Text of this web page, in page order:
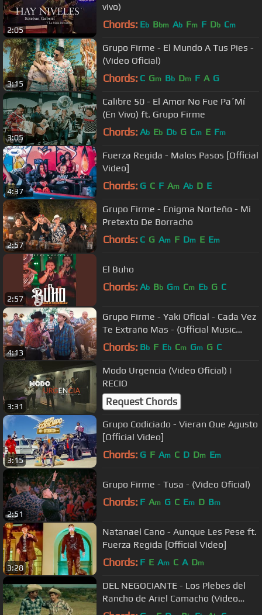
2:05
vivo)
Chords: Eb Bbm Ab Fm F Db Cm
3:15
Grupo Firme - El Mundo A Tus Pies -
(Video Oficial)
Chords: C Gm Bb Dm F A G
3:05
Calibre 50 - El Amor No Fue Pa´Mí
(En Vivo) ft. Grupo Firme
Chords: Ab Eb Db G Cm E Fm
4:37
Fuerza Regida - Malos Pasos [Official
Video]
Chords: G C F Am Ab D E
2:57
Grupo Firme - Enigma Norteño - Mi
Pretexto De Borracho
Chords: C G Am F Dm E Em
2:57
El Buho
Chords: Ab Bb Gm Cm Eb G C
4:13
Grupo Firme - Yaki Oficial - Cada Vez
Te Extraño Mas - (Official Music
Video)
Chords: Bb F Eb Cm Gm G C
3:31
Modo Urgencia (Video Oficial) |
RECIO
Request Chords
3:15
Grupo Codiciado - Vieran Que Agusto
[Official Video]
Chords: G F Am C D Dm Em
2:51
Grupo Firme - Tusa - (Video Oficial)
Chords: F Am G C Em D Bm
3:28
Natanael Cano - Aunque Les Pese ft.
Fuerza Regida [Official Video]
Chords: F E Am C A Dm
DEL NEGOCIANTE - Los Plebes del
Rancho de Ariel Camacho (Video
Oficial) | DEL Records